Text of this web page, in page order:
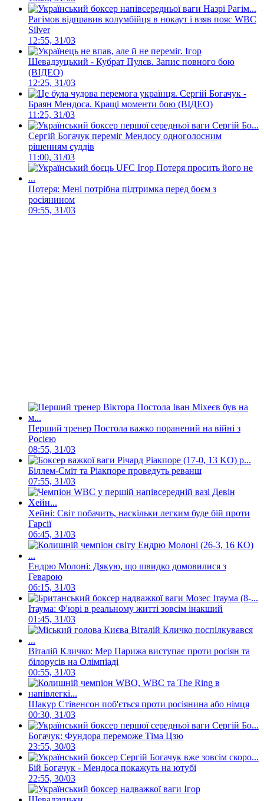
Рагімов відправив колумбійця в нокаут і взяв пояс WBC
Silver
12:55, 31/03
Ігор
Шевадзуцький - Кубрат Пулєв. Запис повного бою
(ВІДЕО)
12:25, 31/03
Сергій Богачук -
Браян Мендоса. Кращі моменти бою (ВІДЕО)
11:25, 31/03
Сергій Богачук переміг Мендосу одноголосним
рішенням суддів
11:00, 31/03
Потеря: Мені потрібна підтримка перед боєм з
росіянином
09:55, 31/03
Перший тренер Постола важко поранений на війні з
Росією
08:55, 31/03
Біллем-Сміт та Ріакпоре проведуть реванш
07:55, 31/03
Хейні: Світ побачить, наскільки легким буде бій проти
Гарсії
06:45, 31/03
Ендрю Молоні: Дякую, що швидко домовилися з
Геварою
06:15, 31/03
Ітаума: Ф'юрі в реальному житті зовсім інакший
01:45, 31/03
Віталій Кличко: Мер Парижа виступає проти росіян та
білорусів на Олімпіаді
00:55, 31/03
Шакур Стівенсон поб'ється проти росіянина або німця
00:30, 31/03
Богачук: Фундора переможе Тіма Цзю
23:55, 30/03
Бій Богачук - Мендоса покажуть на ютубі
22:55, 30/03